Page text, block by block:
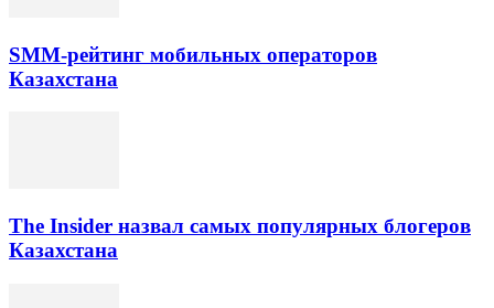
SMM-рейтинг мобильных операторов
Казахстана
The Insider назвал самых популярных блогеров
Казахстана